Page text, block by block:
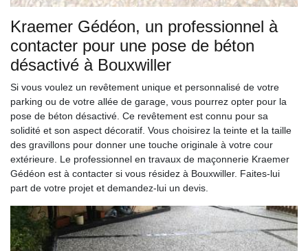
Kraemer Gédéon, un professionnel à
contacter pour une pose de béton
désactivé à Bouxwiller
Si vous voulez un revêtement unique et personnalisé de votre
parking ou de votre allée de garage, vous pourrez opter pour la
pose de béton désactivé. Ce revêtement est connu pour sa
solidité et son aspect décoratif. Vous choisirez la teinte et la taille
des gravillons pour donner une touche originale à votre cour
extérieure. Le professionnel en travaux de maçonnerie Kraemer
Gédéon est à contacter si vous résidez à Bouxwiller. Faites-lui
part de votre projet et demandez-lui un devis.